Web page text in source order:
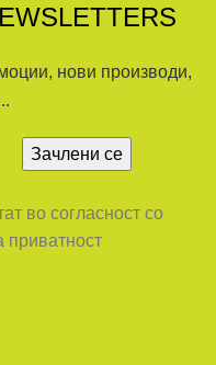
нови производи,
во согласност со
приватност